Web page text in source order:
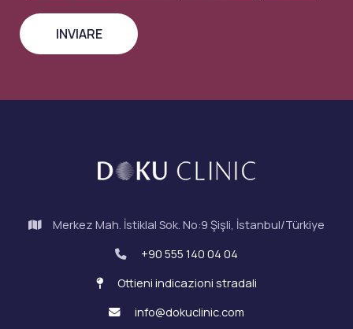
Merkez Mah. İstiklal Sok. No:9 Şişli, İstanbul/Türkiye
+90 555 140 04 04
Ottieni indicazioni stradali
info@dokuclinic.com